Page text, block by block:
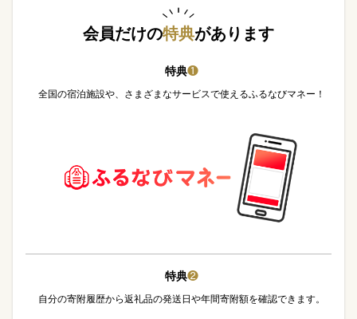
会員だけの特典があります
特典❶
全国の宿泊施設や、さまざまなサービスで使えるふるなびマネー！
特典❷
自分の寄附履歴から返礼品の発送日や年間寄附額を確認できます。